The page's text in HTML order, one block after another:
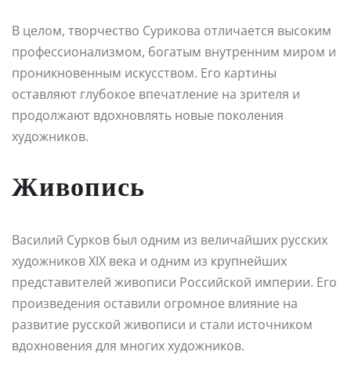
В целом, творчество Сурикова отличается высоким
профессионализмом, богатым внутренним миром и
проникновенным искусством. Его картины
оставляют глубокое впечатление на зрителя и
продолжают вдохновлять новые поколения
художников.
Живопись
Василий Сурков был одним из величайших русских
художников XIX века и одним из крупнейших
представителей живописи Российской империи. Его
произведения оставили огромное влияние на
развитие русской живописи и стали источником
вдохновения для многих художников.